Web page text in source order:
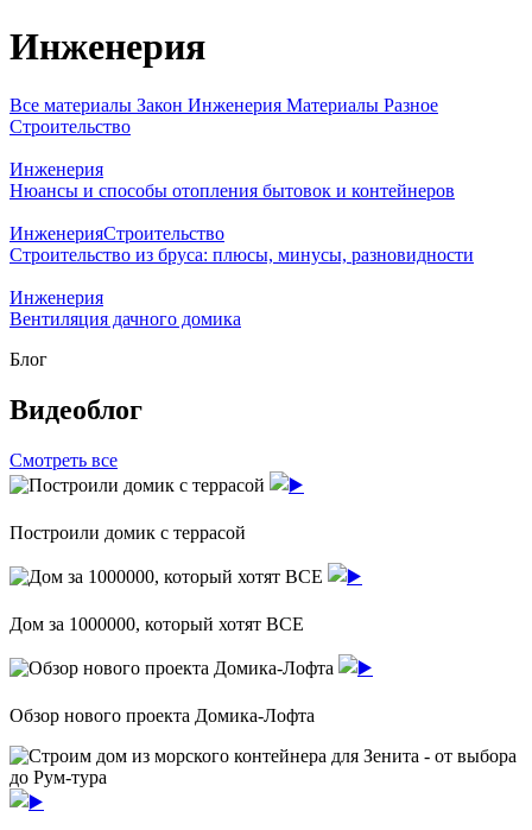
Инженерия
Все материалы Закон Инженерия Материалы Разное
Строительство
Инженерия
Нюансы и способы отопления бытовок и контейнеров
ИнженерияСтроительство
Строительство из бруса: плюсы, минусы, разновидности
Инженерия
Вентиляция дачного домика
Блог
Видеоблог
Смотреть все
Построили домик с террасой
Дом за 1000000, который хотят ВСЕ
Обзор нового проекта Домика-Лофта